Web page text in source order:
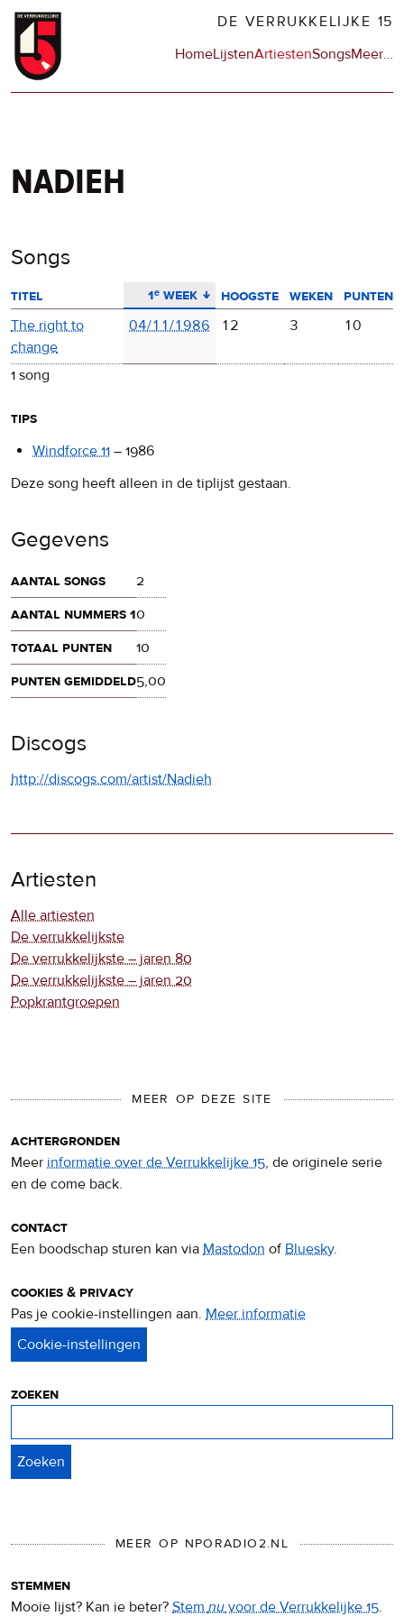
Overslaan
naar
DE VERRUKKELIJKE 15
Hoofdnavigatie
HomeLijstenArtiestenSongsMeerop
…
nadieh
Songs
titel 1ᵉ week
aflopend sorteren hoogste weken
punten
The right to
change
04/11/1986 12 3 10
1 song
tips
Windforce 11 – 1986
Deze song heeft alleen in de tiplijst gestaan.
Gegevens
aantal songs
2
aantal nummers 10
totaal punten
10
punten gemiddeld5,00
Discogs
http://discogs.com/artist/Nadieh
Artiesten
Alle artiesten
De verrukkelijkste
De verrukkelijkste – jaren 80
De verrukkelijkste – jaren 20
Popkrantgroepen
MEER OP DEZE SITE
achtergronden
Meer informatie over de Verrukkelijke 15, de originele serie
en de come back.
contact
Een boodschap sturen kan via Mastodon ofBluesky.
cookies & privacy
Pas je cookie-instellingen aan. Meer informatie
zoeken
MEER OP NPORADIO2.NL
stemmen
Mooie lijst? Kan ie beter? Stemnuvoor de Verrukkelijke 15.